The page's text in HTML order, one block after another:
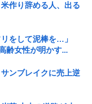
作り辞める人、出る
をして泥棒を…」
齢女性が明かす...
ンブレイクに売上逆